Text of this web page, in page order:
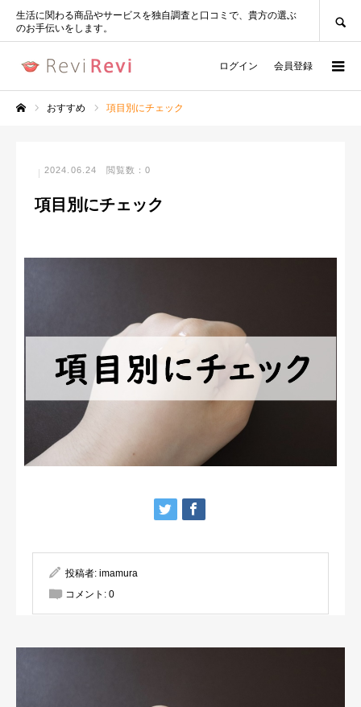
生活に関わる商品やサービスを独自調査と口コミで、貴方の選ぶ
のお手伝いをします。
ログイン 会員登録
おすすめ 項目別にチェック
2024.06.24 閲覧数：0
項目別にチェック
投稿者: imamura
コメント: 0